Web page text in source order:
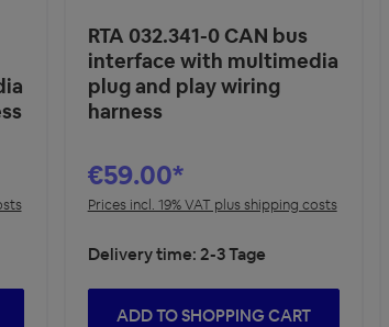
RTA 032.341-0 CAN bus
interface with multimedia
plug and play wiring
harness
€59.00*
Prices incl. 19% VAT plus shipping costs
Delivery time: 2-3 Tage
ADD TO SHOPPING CART